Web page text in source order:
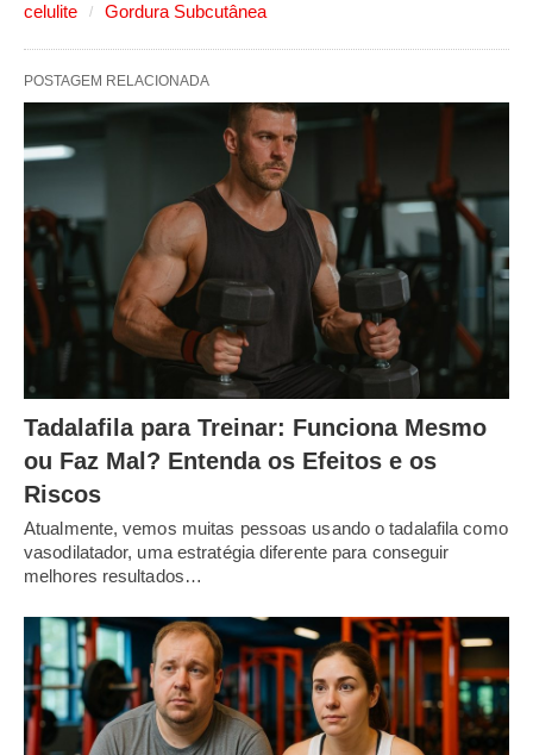
celulite Gordura Subcutânea
POSTAGEM RELACIONADA
Tadalafila para Treinar: Funciona Mesmo
ou Faz Mal? Entenda os Efeitos e os
Riscos
Atualmente, vemos muitas pessoas usando o tadalafila como
vasodilatador, uma estratégia diferente para conseguir
melhores resultados…